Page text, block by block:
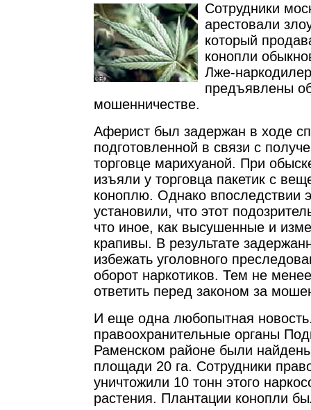
Сотрудники
арестовали
который
конопли
Лже-
предъявлены
мошенничестве.
Аферист был задержан в ходе
подготовленной в связи с
торговце марихуаной. При
изъяли у торговца пакетик с
коноплю. Однако впоследствии
установили, что этот
что иное, как высушенные и
крапивы. В результате
избежать уголовного
оборот наркотиков. Тем не
ответить перед законом за
И еще одна любопытная
правоохранительные органы
Раменском районе были
площади 20 га. Сотрудники
уничтожили 10 тонн этого
растения. Плантации конопли